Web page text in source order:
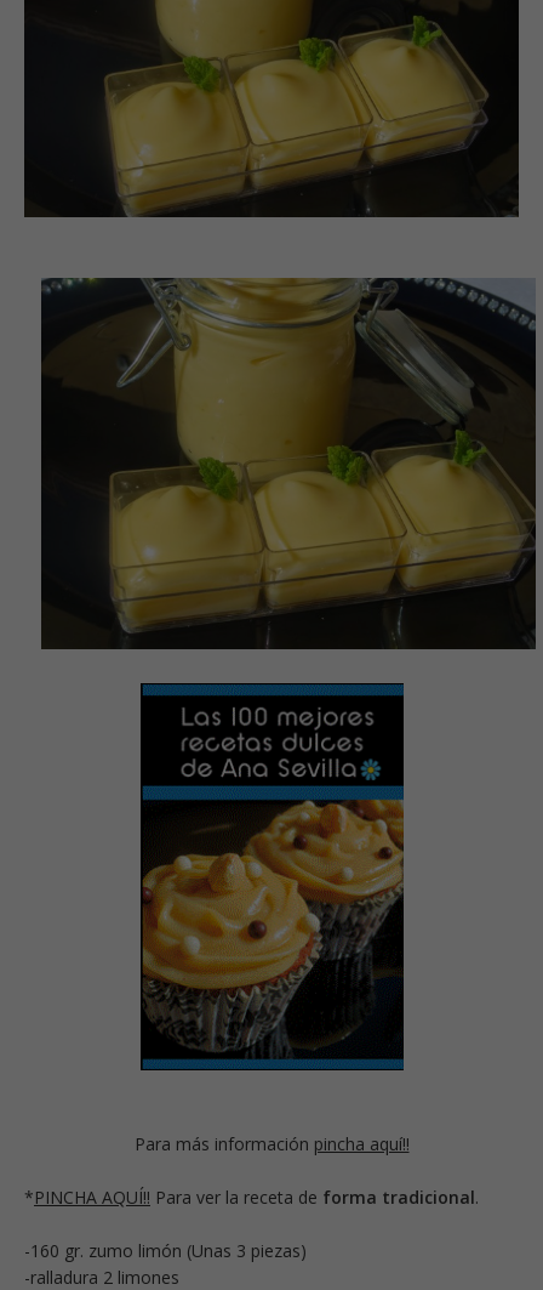
Para más información pincha aquí!!
*PINCHA AQUÍ!! Para ver la receta de forma tradicional.
-160 gr. zumo limón (Unas 3 piezas)
-ralladura 2 limones